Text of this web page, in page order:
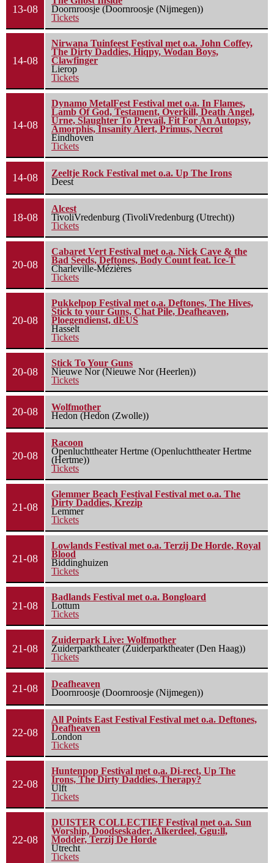
13-08
Doornroosje (Doornroosje (Nijmegen))
Tickets
14-08
Nirwana Tuinfeest Festival met o.a. John Coffey,
The Dirty Daddies, Hiqpy, Wodan Boys,
Clawfinger
Lierop
Tickets
14-08
Dynamo MetalFest Festival met o.a. In Flames,
Lamb Of God, Testament, Overkill, Death Angel,
Urne, Slaughter To Prevail, Fit For An Autopsy,
Amorphis, Insanity Alert, Primus, Necrot
Eindhoven
Tickets
14-08
Zeeltje Rock Festival met o.a. Up The Irons
Deest
18-08
Alcest
TivoliVredenburg (TivoliVredenburg (Utrecht))
Tickets
20-08
Cabaret Vert Festival met o.a. Nick Cave & the
Bad Seeds, Deftones, Body Count feat. Ice-T
Charleville-Mézières
Tickets
20-08
Pukkelpop Festival met o.a. Deftones, The Hives,
Stick to your Guns, Chat Pile, Deafheaven,
Ploegendienst, dEUS
Hasselt
Tickets
20-08
Stick To Your Guns
Nieuwe Nor (Nieuwe Nor (Heerlen))
Tickets
20-08
Wolfmother
Hedon (Hedon (Zwolle))
20-08
Racoon
Openluchttheater Hertme (Openluchttheater Hertme
(Hertme))
Tickets
21-08
Glemmer Beach Festival Festival met o.a. The
Dirty Daddies, Krezip
Lemmer
Tickets
21-08
Lowlands Festival met o.a. Terzij De Horde, Royal
Blood
Biddinghuizen
Tickets
21-08
Badlands Festival met o.a. Bongloard
Lottum
Tickets
21-08
Zuiderpark Live: Wolfmother
Zuiderparktheater (Zuiderparktheater (Den Haag))
Tickets
21-08
Deafheaven
Doornroosje (Doornroosje (Nijmegen))
22-08
All Points East Festival Festival met o.a. Deftones,
Deafheaven
London
Tickets
22-08
Huntenpop Festival met o.a. Di-rect, Up The
Irons, The Dirty Daddies, Therapy?
Ulft
Tickets
22-08
DUISTER COLLECTIEF Festival met o.a. Sun
Worship, Doodseskader, Alkerdeel, Ggu:ll,
Modder, Terzij De Horde
Utrecht
Tickets